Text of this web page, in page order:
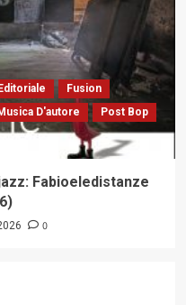
Editoriale
Fusion
D'autore
Post Bop
Fabioeledistanze
0